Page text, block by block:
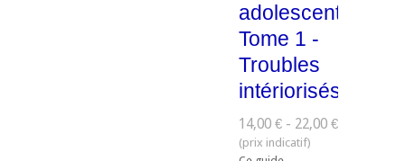
adolescents,
Tome 1 -
Troubles
intériorisés
14,00 € - 22,00 €